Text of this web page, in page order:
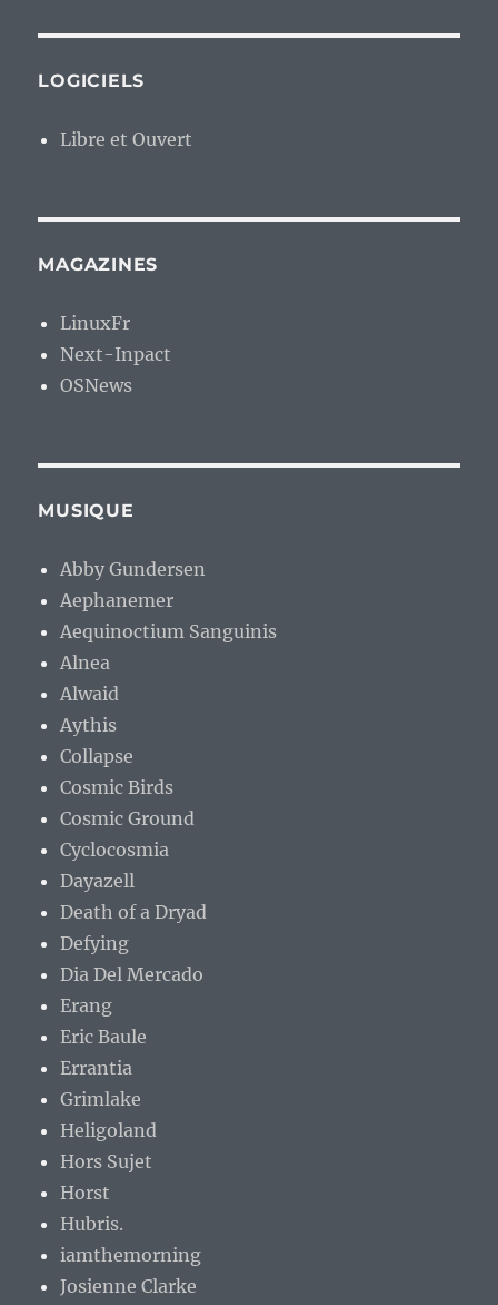
LOGICIELS
Libre et Ouvert
MAGAZINES
LinuxFr
Next-Inpact
OSNews
MUSIQUE
Abby Gundersen
Aephanemer
Aequinoctium Sanguinis
Alnea
Alwaid
Aythis
Collapse
Cosmic Birds
Cosmic Ground
Cyclocosmia
Dayazell
Death of a Dryad
Defying
Dia Del Mercado
Erang
Eric Baule
Errantia
Grimlake
Heligoland
Hors Sujet
Horst
Hubris.
iamthemorning
Josienne Clarke